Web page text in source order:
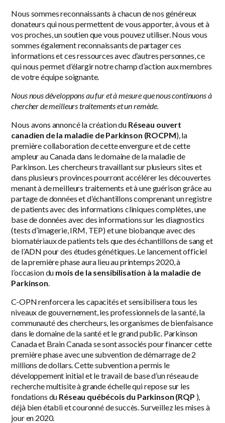
Nous sommes reconnaissants à chacun de nos généreux
donateurs qui nous permettent de vous apporter, à vous et à
vos proches, un soutien que vous pouvez utiliser. Nous vous
sommes également reconnaissants de partager ces
informations et ces ressources avec d’autres personnes, ce
qui nous permet d’élargir notre champ d’action aux membres
de votre équipe soignante.
Nous nous développons au fur et à mesure que nous continuons à
chercher de meilleurs traitements et un remède.
Nous avons annoncé la création du Réseau ouvert
canadien de la maladie de Parkinson (ROCPM), la
première collaboration de cette envergure et de cette
ampleur au Canada dans le domaine de la maladie de
Parkinson. Les chercheurs travaillant sur plusieurs sites et
dans plusieurs provinces pourront accélérer les découvertes
menant à de meilleurs traitements et à une guérison grâce au
partage de données et d’échantillons comprenant un registre
de patients avec des informations cliniques complètes, une
base de données avec des informations sur les diagnostics
(tests d’imagerie, IRM, TEP) et une biobanque avec des
biomatériaux de patients tels que des échantillons de sang et
de l’ADN pour des études génétiques. Le lancement officiel
de la première phase aura lieu au printemps 2020, à
l’occasion du mois de la sensibilisation à la maladie de
Parkinson
C-OPN renforcera les capacités et sensibilisera tous les
niveaux de gouvernement, les professionnels de la santé, la
communauté des chercheurs, les organismes de bienfaisance
dans le domaine de la santé et le grand public. Parkinson
Canada et Brain Canada se sont associés pour financer cette
première phase avec une subvention de démarrage de 2
millions de dollars. Cette subvention a permis le
développement initial et le travail de base d’un réseau de
recherche multisite à grande échelle qui repose sur les
fondations du Réseau québécois du Parkinson (RQP ),
déjà bien établi et couronné de succès. Surveillez les mises à
jour en 2020.